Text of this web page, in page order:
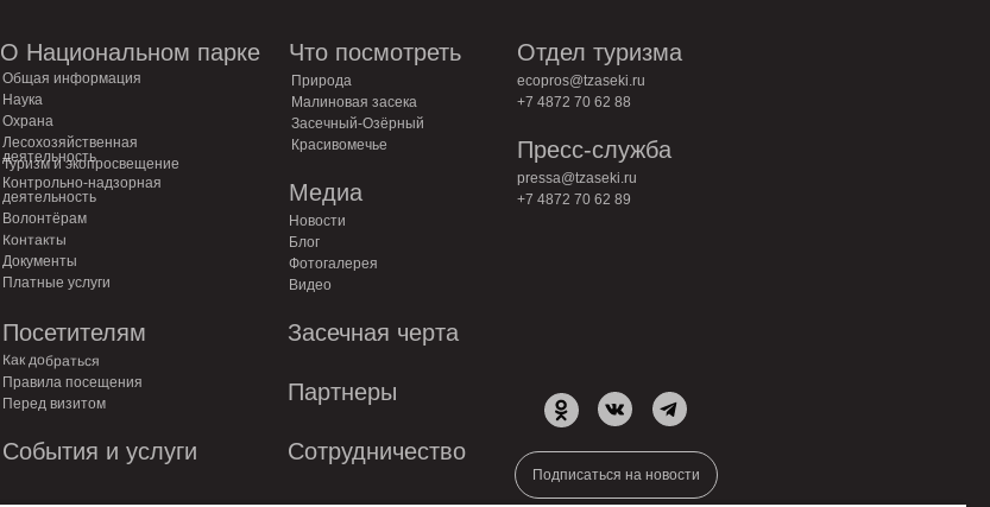
Волонтёрам
Контакты
Документы
Платные услуги
Перед визитом
Правила посещения
Как добраться
Засечная черта
О Национальном парке
Общая информация
Наука
Охрана
Лесохозяйственная
деятельность
Туризм и экопросвещение
Контрольно-надзорная
деятельность
События и услуги
Красивомечье
Засечный-Озёрный
Малиновая засека
Природа
Что посмотреть
Партнеры
Сотрудничество
Посетителям
Новости
Блог
Фотогалерея
Видео
Медиа
+7 4872 70 62 88
ecopros@tzaseki.ru
Отдел туризма
Пресс-служба
+7 4872 70 62 89
pressa@tzaseki.ru
Подписаться на новости